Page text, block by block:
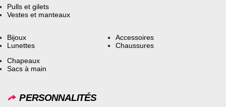
Pulls et gilets
Vestes et manteaux
Bijoux
Lunettes
Accessoires
Chaussures
Chapeaux
Sacs à main
PERSONNALITÉS